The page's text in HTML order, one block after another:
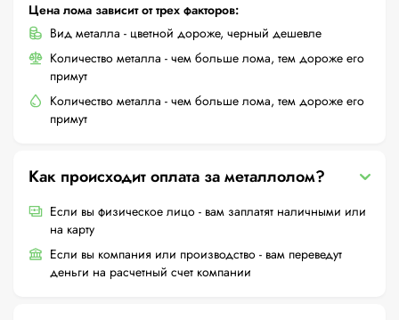
Цена лома зависит от трех факторов:
Вид металла - цветной дороже, черный дешевле
Количество металла - чем больше лома, тем дороже его
примут
Количество металла - чем больше лома, тем дороже его
примут
Как происходит оплата за металлолом?
Если вы физическое лицо - вам заплатят наличными или
на карту
Если вы компания или производство - вам переведут
деньги на расчетный счет компании